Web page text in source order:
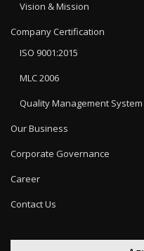
Vision & Mission
Company Certification
ISO 9001:2015
MLC 2006
Quality Management System
Our Business
Corporate Governance
Career
Contact Us